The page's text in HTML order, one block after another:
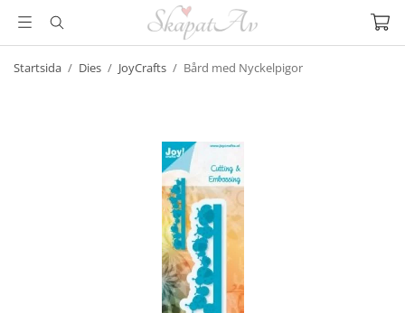
Startsida / Dies / JoyCrafts / Bård med Nyckelpigor